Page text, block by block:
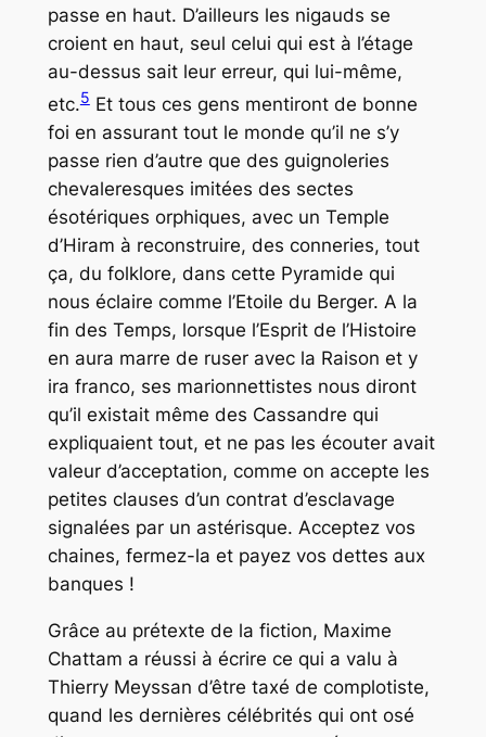
passe en haut. D’ailleurs les nigauds se
croient en haut, seul celui qui est à l’étage
au-dessus sait leur erreur, qui lui-même,
etc.5Et tous ces gens mentiront de bonne
foi en assurant tout le monde qu’il ne s’y
passe rien d’autre que des guignoleries
chevaleresques imitées des sectes
ésotériques orphiques, avec un Temple
d’Hiram à reconstruire, des conneries, tout
ça, du folklore, dans cette Pyramide qui
nous éclaire comme l’Etoile du Berger. A la
fin des Temps, lorsque l’Esprit de l’Histoire
en aura marre de ruser avec la Raison et y
ira franco, ses marionnettistes nous diront
qu’il existait même des Cassandre qui
expliquaient tout, et ne pas les écouter avait
valeur d’acceptation, comme on accepte les
petites clauses d’un contrat d’esclavage
signalées par un astérisque. Acceptez vos
chaines, fermez-la et payez vos dettes aux
banques !
Grâce au prétexte de la fiction, Maxime
Chattam a réussi à écrire ce qui a valu à
Thierry Meyssan d’être taxé de complotiste,
quand les dernières célébrités qui ont osé